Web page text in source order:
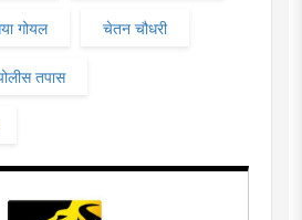
गोयल चेतन चौधरी
तपास